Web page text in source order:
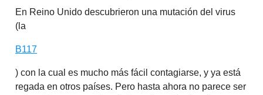
En Reino Unido descubrieron una mutación del virus
(la
B117
) con la cual es mucho más fácil contagiarse, y ya está
regada en otros países. Pero hasta ahora no parece ser